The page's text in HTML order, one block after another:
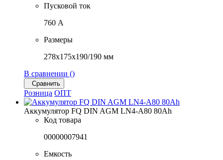
Пусковой ток
760 A
Размеры
278x175x190/190 мм
В сравнении ()
Сравнить
Розница ОПТ
Аккумулятор FQ DIN AGM LN4-A80 80Ah
Код товара
00000007941
Емкость